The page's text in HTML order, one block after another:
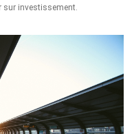
sur investissement.